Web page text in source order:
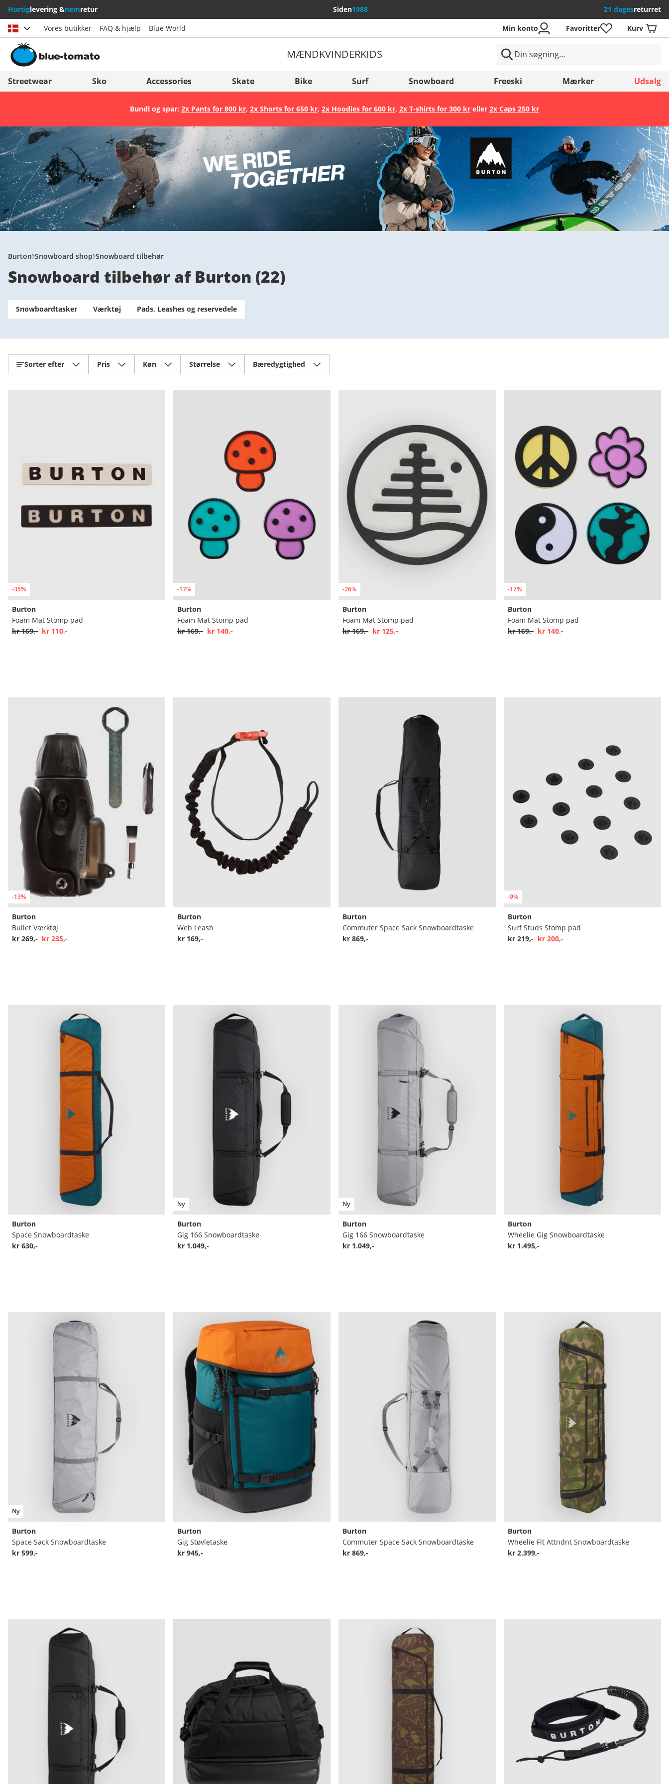
Hurtiglevering &nemretur Siden1988 21 dagesreturret
Vælg land
Österreich
Suisse (Français)
Svizzera (Italiano)
France
Italia (Italiano)
Italien (Deutsch)
España
Suomi
United Kingdom
Slovenija
België (Nederlands)
Belgique (Français)
Danmark
Norge
Gem
Vores butikker FAQ & hjælp Blue World Min konto Favoritter Kurv
MÆNDKVINDERKIDS
Streetwear Sko Accessories Skate Bike Surf Snowboard Freeski Mærker Udsalg
Bundl og spar: 2x Pants for 800 kr, 2x Shorts for 650 kr, 2x Hoodies for 600 kr, 2x T-shirts for 300 kreller 2x Caps 250 kr
Burton Snowboard shop Snowboard tilbehør
Snowboard tilbehør af Burton (22)
Snowboardtasker Værktøj Pads, Leashes og reservedele
Sorter efter Pris Køn Størrelse Bæredygtighed
-35%
Burton
Foam Mat Stomp pad
kr 169,- kr 110,-
-17%
Burton
Foam Mat Stomp pad
kr 169,- kr 140,-
-26%
Burton
Foam Mat Stomp pad
kr 169,- kr 125,-
-17%
Burton
Foam Mat Stomp pad
kr 169,- kr 140,-
-13%
Burton
Bullet Værktøj
kr 269,- kr 235,-
Burton
Web Leash
kr 169,-
Burton
Commuter Space Sack Snowboardtaske
kr 869,-
-9%
Burton
Surf Studs Stomp pad
kr 219,- kr 200,-
Burton
Space Snowboardtaske
kr 630,-
Ny
Burton
Gig 166 Snowboardtaske
kr 1.049,-
Ny
Burton
Gig 166 Snowboardtaske
kr 1.049,-
Burton
Wheelie Gig Snowboardtaske
kr 1.495,-
Ny
Burton
Space Sack Snowboardtaske
kr 599,-
Burton
Gig Støvletaske
kr 945,-
Burton
Commuter Space Sack Snowboardtaske
kr 869,-
Burton
Wheelie Flt Attndnt Snowboardtaske
kr 2.399,-